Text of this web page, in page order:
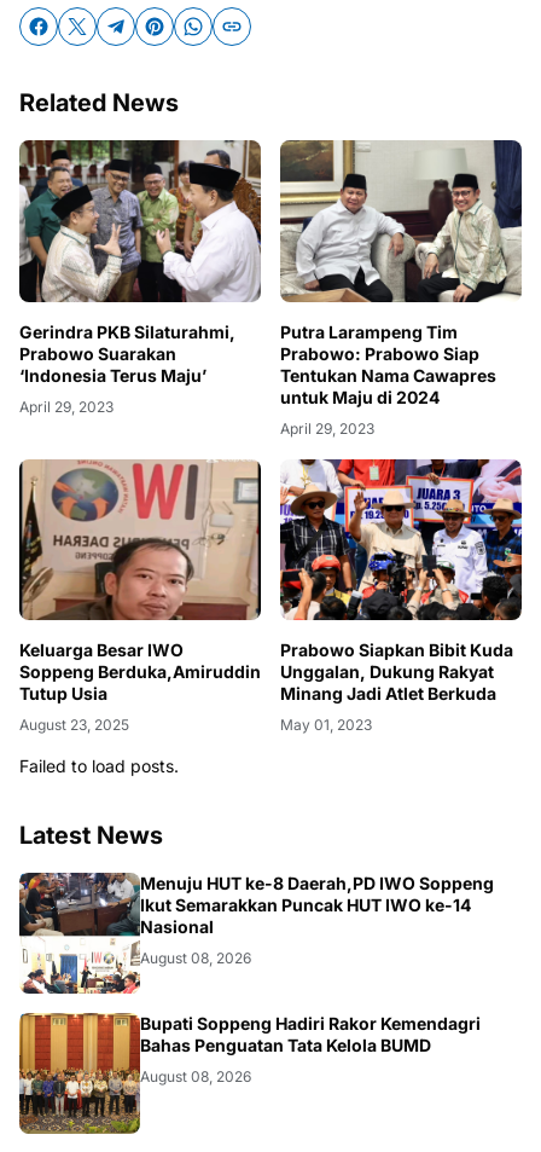
Related News
Gerindra PKB Silaturahmi,
Prabowo Suarakan
‘Indonesia Terus Maju’
April 29, 2023
Putra Larampeng Tim
Prabowo: Prabowo Siap
Tentukan Nama Cawapres
untuk Maju di 2024
April 29, 2023
Keluarga Besar IWO
Soppeng Berduka,Amiruddin
Tutup Usia
August 23, 2025
Prabowo Siapkan Bibit Kuda
Unggalan, Dukung Rakyat
Minang Jadi Atlet Berkuda
May 01, 2023
Failed to load posts.
Latest News
NEWS
Menuju HUT ke-8 Daerah,PD IWO Soppeng
Ikut Semarakkan Puncak HUT IWO ke-14
Nasional
August 08, 2026
NEWS
Bupati Soppeng Hadiri Rakor Kemendagri
Bahas Penguatan Tata Kelola BUMD
August 08, 2026